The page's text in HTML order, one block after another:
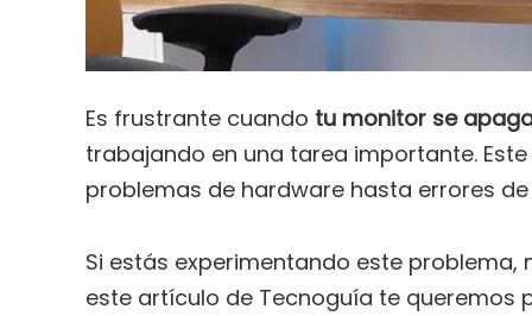
Es frustrante cuando tu monitor se
trabajando en una tarea importante.
problemas de hardware hasta errores
Si estás experimentando este problema,
este artículo de Tecnoguía te queremos